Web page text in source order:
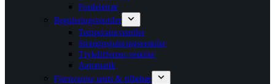
Fordelerrør
Reguleringsventiler
Temperaturventiler
Strengreguleringsventiler
Trykdifferens ventiler
Automatik
Fjernvarme units & tilbehør